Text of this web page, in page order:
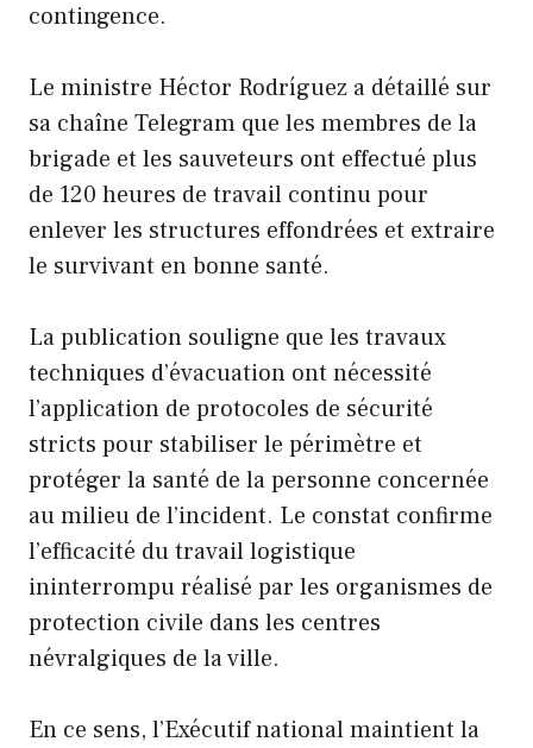
contingence.
Le ministre Héctor Rodríguez a détaillé sur
sa chaîne Telegram que les membres de la
brigade et les sauveteurs ont effectué plus
de 120 heures de travail continu pour
enlever les structures effondrées et extraire
le survivant en bonne santé.
La publication souligne que les travaux
techniques d’évacuation ont nécessité
l’application de protocoles de sécurité
stricts pour stabiliser le périmètre et
protéger la santé de la personne concernée
au milieu de l’incident. Le constat confirme
l’efficacité du travail logistique
ininterrompu réalisé par les organismes de
protection civile dans les centres
névralgiques de la ville.
En ce sens, l’Exécutif national maintient la